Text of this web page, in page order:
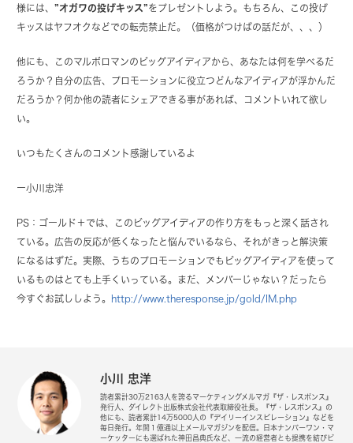
様には、”オガワの投げキッス”をプレゼントしよう。もちろん、この投げ
キッスはヤフオクなどでの転売禁止だ。（価格がつけばの話だが、、、）
他にも、このマルボロマンのビッグアイディアから、あなたは何を学べるだ
ろうか？自分の広告、プロモーションに役立つどんなアイディアが浮かんだ
だろうか？何か他の読者にシェアできる事があれば、コメントいれて欲し
い。
いつもたくさんのコメント感謝しているよ
ー小川忠洋
PS：ゴールド＋では、このビッグアイディアの作り方をもっと深く話され
ている。広告の反応が低くなったと悩んでいるなら、それがきっと解決策
になるはずだ。実際、うちのプロモーションでもビッグアイディアを使って
いるものはとても上手くいっている。まだ、メンバーじゃない？だったら
今すぐお試ししよう。 http://www.theresponse.jp/gold/IM.php
小川 忠洋
読者累計30万2163人を誇るマーケティングメルマガ『ザ・レスポンス』
発行人、ダイレクト出版株式会社代表取締役社長。『ザ・レスポンス』の
他にも、読者累計14万5000人の『デイリーインスピレーション』などを
毎日発行。年間１億通以上メールマガジンを配信。日本ナンバーワン・マ
ーケッターにも選ばれた神田昌典氏など、一流の経営者とも提携を結びビ